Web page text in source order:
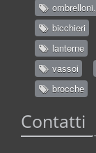
bicchieri
lanterne
vassoi
brocche
Contatti